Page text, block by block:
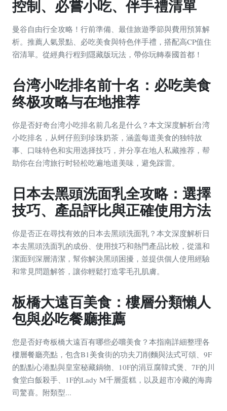
控制、必嘗小吃、伴手禮清單
曼谷自由行全攻略！行前準備、最佳旅遊季節與費用預算解
析。推薦人氣景點、必吃美食與特色伴手禮，搭配高CP值住
宿清單。從經典行程到隱藏版玩法，帶你玩轉泰國首都！
台湾小吃排名前十名：必吃美食
终极攻略与在地推荐
你是否好奇台湾小吃排名前几名是什么？本文深度解析台湾
小吃排名，从蚵仔煎到珍珠奶茶，涵盖每道美食的独特故
事、口味特色和实用选择技巧，并分享在地人私藏推荐，帮
助你在台湾旅行时轻松吃遍地道美味，避免踩雷。
日本去黑頭洗面乳全攻略：選擇
技巧、產品評比與正確使用方法
你是否正在尋找有效的日本去黑頭洗面乳？本文深度解析日
本去黑頭洗面乳的成份、使用技巧和熱門產品比較，從溫和
潔面到深層清潔，幫你解決黑頭困擾，並提供個人使用經驗
和常見問題解答，讓你輕鬆打造零毛孔肌膚。
板橋大遠百美食：樓層分類懶人
包與必吃餐廳推薦
您是否好奇板橋大遠百有哪些必嚐美食？本指南詳細整理各
樓層餐廳亮點，包含B1美食街的功夫刀削麵與法式可頌、9F
的點點心港點與皇室秘藏鍋物、10F的涓豆腐韓式煲、7F的川
食堂白飯殺手、1F的Lady M千層蛋糕，以及超市冷藏的海壽
司驚喜。附類型...